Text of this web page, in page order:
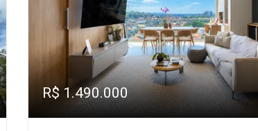
R$ 1.490.000